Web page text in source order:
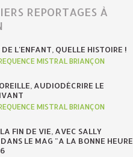
REPORTAGES À
DE L'ENFANT, QUELLE HISTOIRE !
MISTRAL BRIANÇON
AUDIODÉCRIRE LE
MISTRAL BRIANÇON
FIN DE VIE, AVEC SALLY
LE MAG "A LA BONNE HEURE